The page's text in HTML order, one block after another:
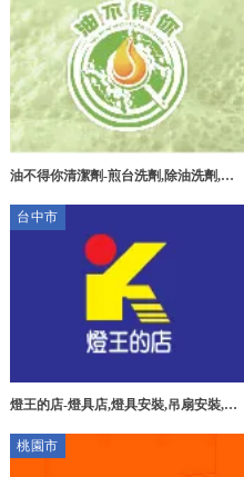
油不得你清潔劑-煎台洗劑,除油洗劑,台
台中市
燈王的店-燈具店,燈具安裝,吊扇安裝,台
桃園市